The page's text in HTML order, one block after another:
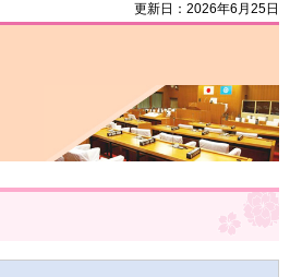
更新日：2026年6月25日